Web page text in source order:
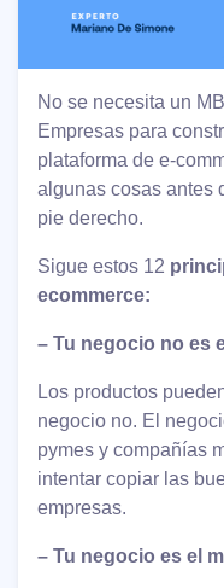
No se necesita un
Empresas para
plataforma de e-
algunas cosas antes
pie derecho.​
Sigue estos 12
ecommerce:
– Tu negocio no es
Los productos
negocio no. El
pymes y compañías
intentar copiar las
empresas.
– Tu negocio es el